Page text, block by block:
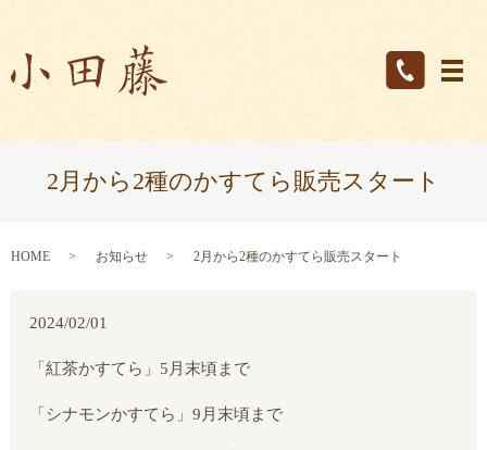
メ
2月から2種のかすてら販売スタート
HOME お知らせ 2月から2種のかすてら販売スタート
2024/02/01
「紅茶かすてら」5月末頃まで
「シナモンかすてら」9月末頃まで